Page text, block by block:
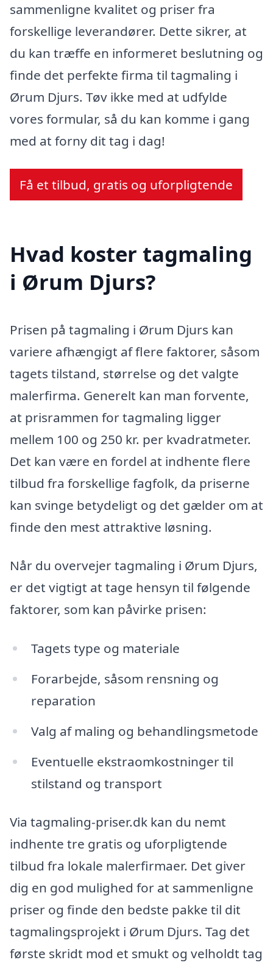
sammenligne kvalitet og priser fra
forskellige leverandører. Dette sikrer, at
du kan træffe en informeret beslutning og
finde det perfekte firma til tagmaling i
Ørum Djurs. Tøv ikke med at udfylde
vores formular, så du kan komme i gang
med at forny dit tag i dag!
Få et tilbud, gratis og uforpligtende
Hvad koster tagmaling
i Ørum Djurs?
Prisen på tagmaling i Ørum Djurs kan
variere afhængigt af flere faktorer, såsom
tagets tilstand, størrelse og det valgte
malerfirma. Generelt kan man forvente,
at prisrammen for tagmaling ligger
mellem 100 og 250 kr. per kvadratmeter.
Det kan være en fordel at indhente flere
tilbud fra forskellige fagfolk, da priserne
kan svinge betydeligt og det gælder om at
finde den mest attraktive løsning.
Når du overvejer tagmaling i Ørum Djurs,
er det vigtigt at tage hensyn til følgende
faktorer, som kan påvirke prisen:
Tagets type og materiale
Forarbejde, såsom rensning og
reparation
Valg af maling og behandlingsmetode
Eventuelle ekstraomkostninger til
stilstand og transport
Via tagmaling-priser.dk kan du nemt
indhente tre gratis og uforpligtende
tilbud fra lokale malerfirmaer. Det giver
dig en god mulighed for at sammenligne
priser og finde den bedste pakke til dit
tagmalingsprojekt i Ørum Djurs. Tag det
første skridt mod et smukt og velholdt tag